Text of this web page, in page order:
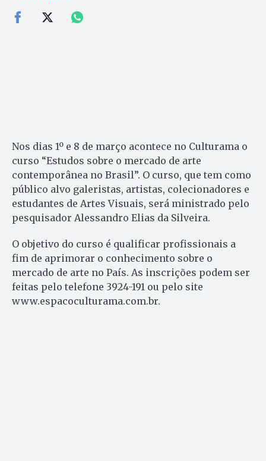
Nos dias 1º e 8 de março acontece no Culturama o
curso “Estudos sobre o mercado de arte
contemporânea no Brasil”. O curso, que tem como
público alvo galeristas, artistas, colecionadores e
estudantes de Artes Visuais, será ministrado pelo
pesquisador Alessandro Elias da Silveira.
O objetivo do curso é qualificar profissionais a
fim de aprimorar o conhecimento sobre o
mercado de arte no País. As inscrições podem ser
feitas pelo telefone 3924-191 ou pelo site
www.espacoculturama.com.br.